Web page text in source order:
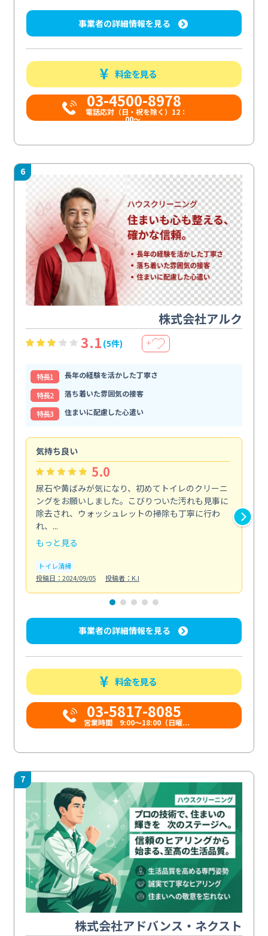
事業者の詳細情報を見る
料金を見る
03-4500-8978
電話応対（日・祝を除く）12：
00～...
6
株式会社アルク
3.1 (5件) ＋
特⻑1
長年の経験を活かした丁寧さ
特⻑2
落ち着いた雰囲気の接客
特⻑3
住まいに配慮した心遣い
気持ち良い
5.0
尿石や黄ばみが気になり、初めてトイレのクリーニ
ングをお願いしました。こびりついた汚れも見事に
除去され、ウォッシュレットの掃除も丁寧に行わ
れ、...
もっと見る
トイレ清掃
投稿日：2024/09/05
投稿者：K.I
事業者の詳細情報を見る
料金を見る
03-5817-8085
営業時間 9:00～18:00（日曜...
7
株式会社アドバンス・ネクスト